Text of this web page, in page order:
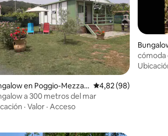
4,83 de 5. 42 evaluaciones
en Poggio-Mezzan Calificación
4,82 (98)
a 300 metros del mar
· Valor · Acceso
rello
cómoda